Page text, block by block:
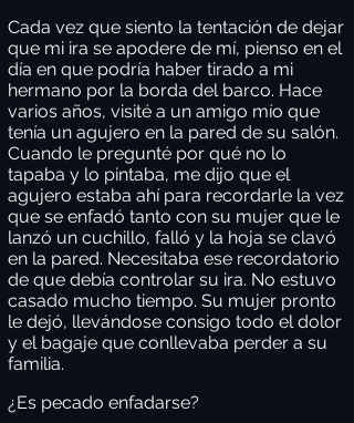
Cada vez que siento la tentación de dejar
que mi ira se apodere de mí, pienso en el
día en que podría haber tirado a mi
hermano por la borda del barco. Hace
varios años, visité a un amigo mío que
tenía un agujero en la pared de su salón.
Cuando le pregunté por qué no lo
tapaba y lo pintaba, me dijo que el
agujero estaba ahí para recordarle la vez
que se enfadó tanto con su mujer que le
lanzó un cuchillo, falló y la hoja se clavó
en la pared. Necesitaba ese recordatorio
de que debía controlar su ira. No estuvo
casado mucho tiempo. Su mujer pronto
le dejó, llevándose consigo todo el dolor
y el bagaje que conllevaba perder a su
familia.
¿Es pecado enfadarse?